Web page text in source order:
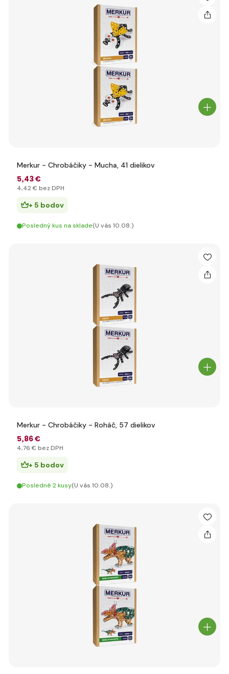
Merkur - Chrobáčiky - Mucha, 41 dielikov
5,43 €
4,42 € bez DPH
+ 5 bodov
Posledný kus na sklade(U vás 10.08.)
Merkur - Chrobáčiky - Roháč, 57 dielikov
5,86 €
4,76 € bez DPH
+ 5 bodov
Posledné 2 kusy(U vás 10.08.)